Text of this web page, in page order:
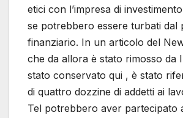
etici con l’impresa di
se potrebbero essere turbati dal
finanziario. In un articolo del
che da allora è stato rimosso da
stato conservato qui , è stato
di quattro dozzine di addetti ai
Tel potrebbero aver partecipato